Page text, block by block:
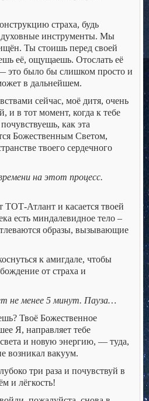
страха, будь
инструменты. Мы
Ты стоишь перед своей
её, ощущаешь. Отослать её
это было бы слишком просто и
в дальнейшем.
сейчас, моё дитя, очень
и в тот момент, когда к тебе
как эта
Божественным Светом,
твоего сердечного
на этот процесс.
ТОТ-Атлант и касается твоей
есть миндалевидное тело –
образы, вызывающие
к амигдале, чтобы
от страха и
не менее 5 минут. Пауза…
Твоё Божественное
Я, направляет тебе
и новую энергию, — туда,
возникал вакуум.
три раза и почувствуй в
и лёгкость!